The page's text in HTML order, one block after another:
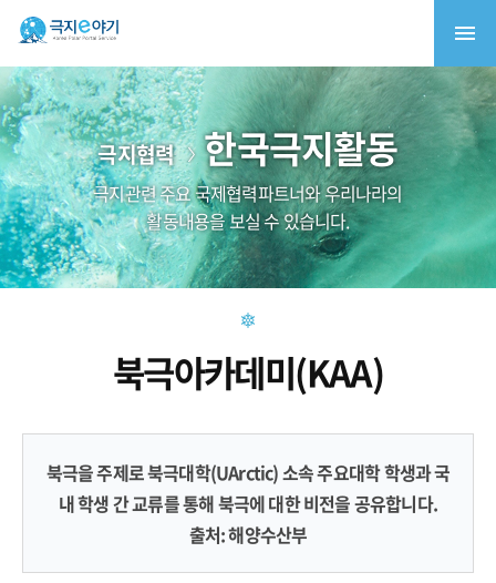
극지협력 한국극지활동
극지관련 주요 국제협력파트너와 우리나라의
활동내용을 보실 수 있습니다.
북극아카데미(KAA)
북극을 주제로 북극대학(UArctic) 소속 주요대학 학생과 국
내 학생 간 교류를 통해 북극에 대한 비전을 공유합니다.
출처: 해양수산부